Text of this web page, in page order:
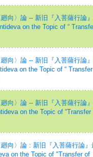
向〉論 -- 新旧『入菩薩行論
on the Topic of “
向〉論 -- 新旧『入菩薩行論
on the Topic of “
向〉論 -- 新旧『入菩薩行論
on the Topic of “Transfer
向〉論 : 新旧『入菩薩行論』
on the Topic of "Transfer of